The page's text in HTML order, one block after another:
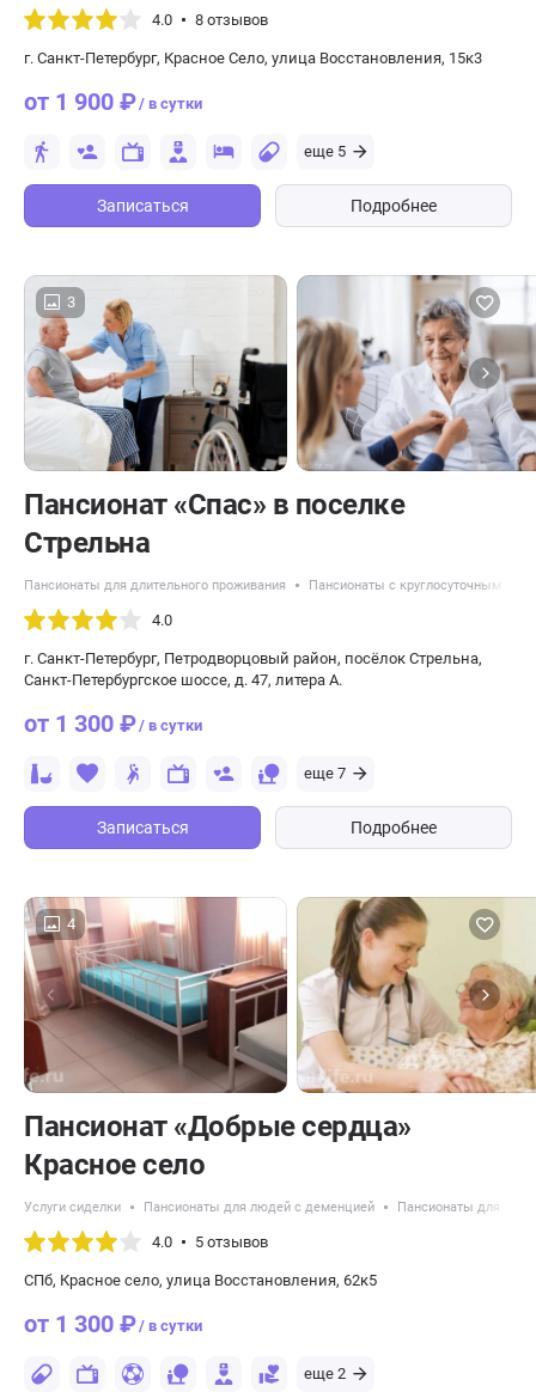
4.0 8 отзывов
г. Санкт-Петербург, Красное Село, улица Восстановления, 15к3
от 1 900 ₽/ в сутки
еще 5
Записаться Подробнее
3
Пансионат «Спас» в поселке
Стрельна
Пансионаты для длительного проживания Пансионаты с круглосуточным
4.0
г. Санкт-Петербург, Петродворцовый район, посёлок Стрельна,
Санкт-Петербургское шоссе, д. 47, литера А.
от 1 300 ₽/ в сутки
еще 7
Записаться Подробнее
4
Пансионат «Добрые сердца»
Красное село
Услуги сиделки Пансионаты для людей с деменцией Пансионаты для
4.0 5 отзывов
СПб, Красное село, улица Восстановления, 62к5
от 1 300 ₽/ в сутки
еще 2